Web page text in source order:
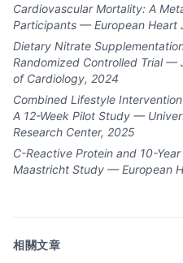
Cardiovascular Mortality: A
Participants — European Heart
Dietary Nitrate
Randomized Controlled Trial —
of Cardiology, 2024
Combined Lifestyle
A 12-Week Pilot Study —
Research Center, 2025
C-Reactive Protein and 10-
Maastricht Study — European
相關文章